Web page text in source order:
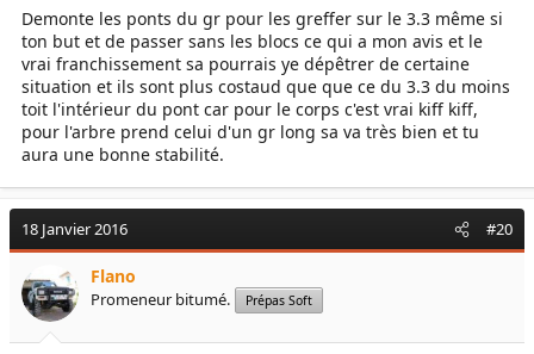
Demonte les ponts du gr pour les greffer sur le 3.3 même si
ton but et de passer sans les blocs ce qui a mon avis et le
vrai franchissement sa pourrais ye dépêtrer de certaine
situation et ils sont plus costaud que que ce du 3.3 du moins
toit l'intérieur du pont car pour le corps c'est vrai kiff kiff,
pour l'arbre prend celui d'un gr long sa va très bien et tu
aura une bonne stabilité.
18 Janvier 2016 #20
Flano
Promeneur bitumé. Prépas Soft